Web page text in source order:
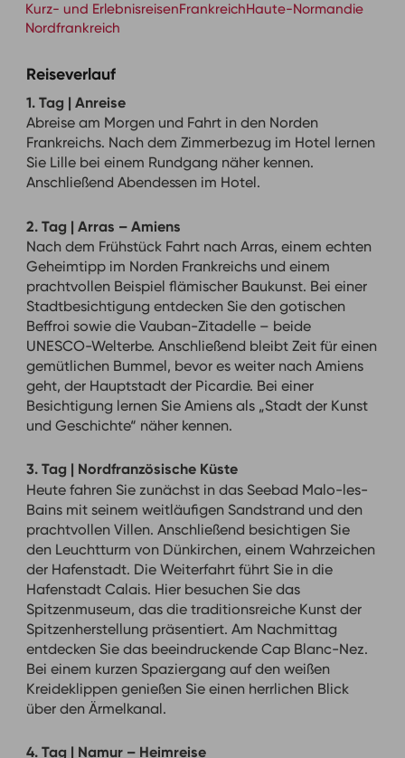
Kurz- und ErlebnisreisenFrankreichHaute-Normandie
Nordfrankreich
Reiseverlauf
1. Tag | Anreise
Abreise am Morgen und Fahrt in den Norden
Frankreichs. Nach dem Zimmerbezug im Hotel lernen
Sie Lille bei einem Rundgang näher kennen.
Anschließend Abendessen im Hotel.
2. Tag | Arras – Amiens
Nach dem Frühstück Fahrt nach Arras, einem echten
Geheimtipp im Norden Frankreichs und einem
prachtvollen Beispiel flämischer Baukunst. Bei einer
Stadtbesichtigung entdecken Sie den gotischen
Beffroi sowie die Vauban-Zitadelle – beide
UNESCO-Welterbe. Anschließend bleibt Zeit für einen
gemütlichen Bummel, bevor es weiter nach Amiens
geht, der Hauptstadt der Picardie. Bei einer
Besichtigung lernen Sie Amiens als „Stadt der Kunst
und Geschichte“ näher kennen.
3. Tag | Nordfranzösische Küste
Heute fahren Sie zunächst in das Seebad Malo-les-
Bains mit seinem weitläufigen Sandstrand und den
prachtvollen Villen. Anschließend besichtigen Sie
den Leuchtturm von Dünkirchen, einem Wahrzeichen
der Hafenstadt. Die Weiterfahrt führt Sie in die
Hafenstadt Calais. Hier besuchen Sie das
Spitzenmuseum, das die traditionsreiche Kunst der
Spitzenherstellung präsentiert. Am Nachmittag
entdecken Sie das beeindruckende Cap Blanc-Nez.
Bei einem kurzen Spaziergang auf den weißen
Kreideklippen genießen Sie einen herrlichen Blick
über den Ärmelkanal.
4. Tag | Namur – Heimreise